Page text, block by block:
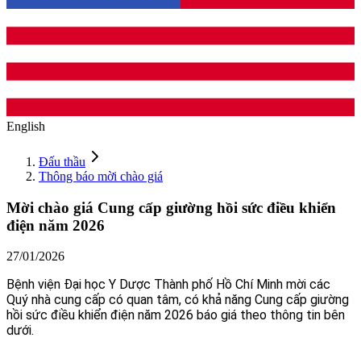
English
Đấu thầu
Thông báo mời chào giá
Mời chào giá Cung cấp giường hồi sức điều khiển
điện năm 2026
27/01/2026
Bệnh viện Đại học Y Dược Thành phố Hồ Chí Minh mời các
Quý nhà cung cấp có quan tâm, có khả năng Cung cấp giường
hồi sức điều khiển điện năm 2026 báo giá theo thông tin bên
dưới.